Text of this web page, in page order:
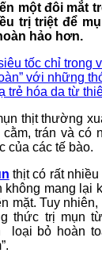
một đôi mắt
trị triệt để
hảo hơn.
tốc chỉ trong
với những
trẻ hóa da từ
thịt thường
trán và có
của các tế bào.
thịt có rất
mang lại
mặt. Tuy
thức trị mụn
loại bỏ hoàn